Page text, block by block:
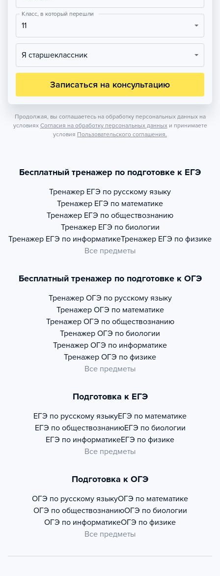
Класс, в который перешли
11
Я старшеклассник
Записаться на консультацию
Продолжая, вы соглашаетесь на обработку персональных данных на
условиях Согласия на обработку персональных данных и принимаете
условия Пользовательского соглашения.
Бесплатный тренажер по подготовке к ЕГЭ
Тренажер ЕГЭ по русскому языку
Тренажер ЕГЭ по математике
Тренажер ЕГЭ по обществознанию
Тренажер ЕГЭ по биологии
Тренажер ЕГЭ по информатикеТренажер ЕГЭ по физике
Все предметы
Бесплатный тренажер по подготовке к ОГЭ
Тренажер ОГЭ по русскому языку
Тренажер ОГЭ по математике
Тренажер ОГЭ по обществознанию
Тренажер ОГЭ по биологии
Тренажер ОГЭ по информатике
Тренажер ОГЭ по физике
Все предметы
Подготовка к ЕГЭ
ЕГЭ по русскому языкуЕГЭ по математике
ЕГЭ по обществознаниюЕГЭ по биологии
ЕГЭ по информатикеЕГЭ по физике
Все предметы
Подготовка к ОГЭ
ОГЭ по русскому языкуОГЭ по математике
ОГЭ по обществознаниюОГЭ по биологии
ОГЭ по информатикеОГЭ по физике
Все предметы